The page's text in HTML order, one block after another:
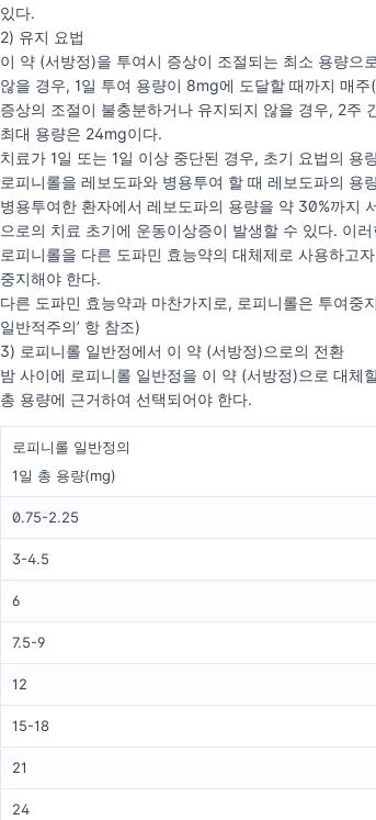
있다.
2) 유지 요법
이 약 (서방정)을 투여시 증상이 조절되는 최소 용량으
않을 경우, 1일 투여 용량이 8mg에 도달할 때까지 매
증상의 조절이 불충분하거나 유지되지 않을 경우, 2주
최대 용량은 24mg이다.
치료가 1일 또는 1일 이상 중단된 경우, 초기 요법의 용
로피니롤을 레보도파와 병용투여 할 때 레보도파의
병용투여한 환자에서 레보도파의 용량을 약 30%까지
으로의 치료 초기에 운동이상증이 발생할 수 있다. 이
로피니롤을 다른 도파민 효능약의 대체제로 사용하고
중지해야 한다.
다른 도파민 효능약과 마찬가지로, 로피니롤은 투여중
일반적주의’ 항 참조)
3) 로피니롤 일반정에서 이 약 (서방정)으로의 전환
밤 사이에 로피니롤 일반정을 이 약 (서방정)으로 대체
총 용량에 근거하여 선택되어야 한다.
로피니롤 일반정의
1일 총 용량(mg)
0.75-2.25
3-4.5
6
7.5-9
12
15-18
21
24